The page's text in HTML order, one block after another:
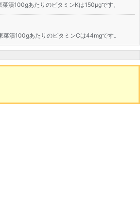
漬100gあたりのビタミンKは150μgです。
漬100gあたりのビタミンCは44mgです。